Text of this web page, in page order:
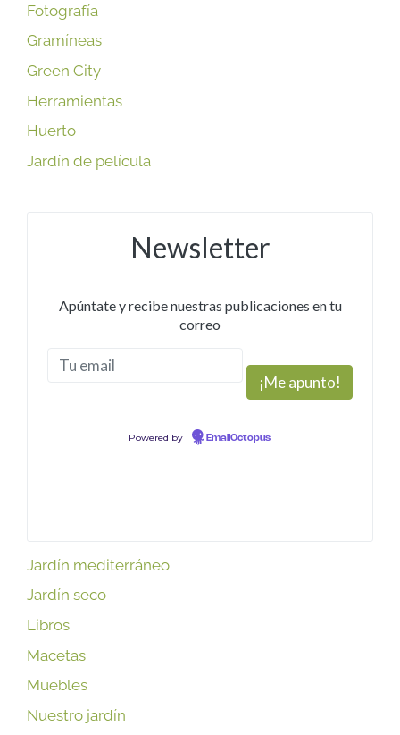
Fotografía
Gramíneas
Green City
Herramientas
Huerto
Jardín de película
Newsletter
Apúntate y recibe nuestras publicaciones en tu
correo
Powered by EmailOctopus
Jardín mediterráneo
Jardín seco
Libros
Macetas
Muebles
Nuestro jardín